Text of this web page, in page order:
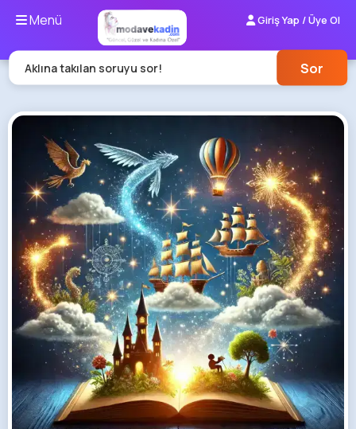
Menü Giriş Yap / Üye Ol
Aklına takılan soruyu sor! Sor